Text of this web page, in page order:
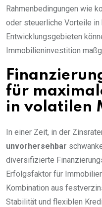
Rahmenbedingungen wie
oder steuerliche Vorteile
Entwicklungsgebieten
Immobilieninvestition
für
in volatilen
In einer Zeit, in der
unvorhersehbar
diversifizierte
Erfolgsfaktor für
Kombination aus
Stabilität und flexiblen